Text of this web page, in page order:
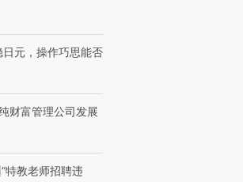
元，操作巧思能否
财富管理公司发展
特教老师招聘违